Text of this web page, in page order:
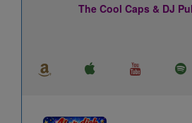
The Cool Caps & DJ